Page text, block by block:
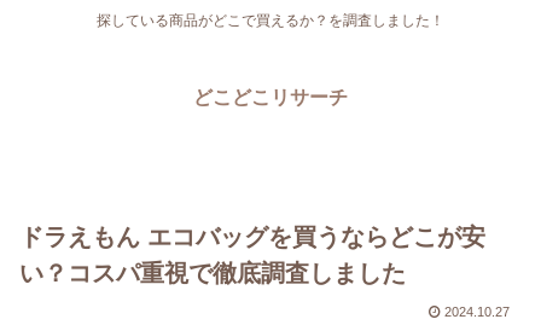
探している商品がどこで買えるか？を調査しました！
どこどこリサーチ
ドラえもん エコバッグを買うならどこが安
い？コスパ重視で徹底調査しました
2024.10.27